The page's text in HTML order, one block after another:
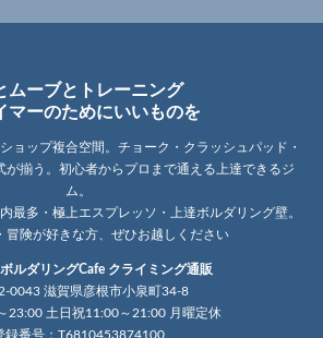
ムーブとトレーニング
マーのためにいいものを
ョップ複合空間。チョーク・クラッシュパッド・
が揃う。初心者からプロまで通える上達できるジ
ム。
最多・極上エスプレッソ・上達ボルダリング壁。
冒険が好きな方、ぜひお越しください
ルダリングCafe クライミング通販
0043 滋賀県彦根市小泉町34-8
23:00 土日祝11:00～21:00 月曜定休
録番号：T6810453874100